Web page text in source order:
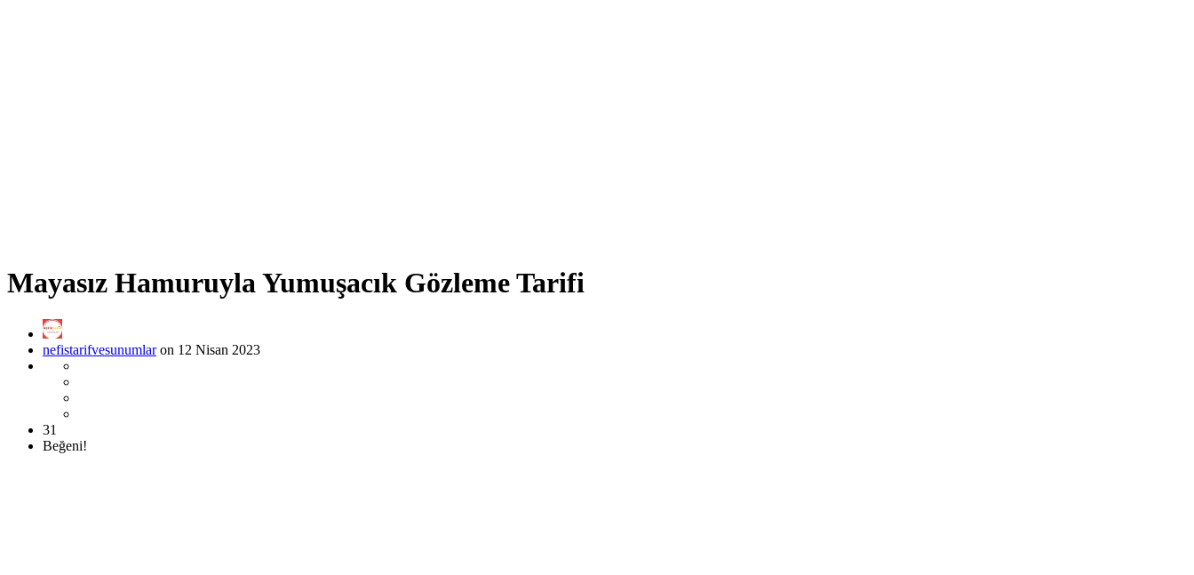
Mayasız Hamuruyla Yumuşacık Gözleme Tarifi
nefistarifvesunumlaron 12 Nisan 2023
31
Beğeni!